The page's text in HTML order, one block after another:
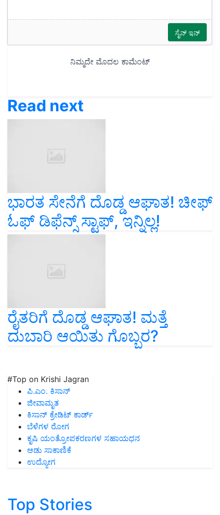
Read next
ಭಾರತ ಸೇನೆಗೆ ದೊಡ್ಡ ಆಘಾತ! ಚೀಫ್
ಓಫ್ ಡಿಫೆನ್ಸ್ ಸ್ಟಾಫ್, ಇನ್ನಿಲ್ಲ!
ರೈತರಿಗೆ ದೊಡ್ಡ ಆಘಾತ! ಮತ್ತೆ
ದುಬಾರಿ ಆಯಿತು ಗೊಬ್ಬರ?
#Top on Krishi Jagran
ಪಿ.ಎಂ. ಕಿಸಾನ್
ಜೀವಾಮೃತ
ಕಿಸಾನ್ ಕ್ರೇಡಿಟ್ ಕಾರ್ಡ್
ಬೆಳೆಗಳ ರೋಗ
ಕೃಷಿ ಯಂತ್ರೋಪಕರಣಗಳ ಸಹಾಯಧನ
ಆಡು ಸಾಕಾಣಿಕೆ
ಉದ್ಯೋಗ
Top Stories